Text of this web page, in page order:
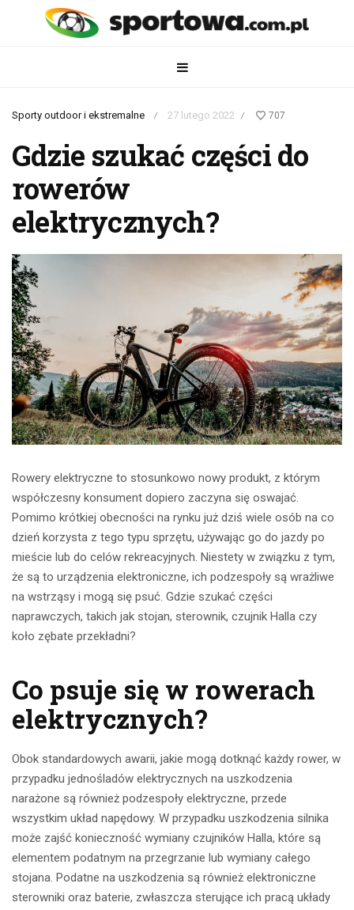
Sporty outdoor i ekstremalne / 27 lutego 2022 / 707
Gdzie szukać części do
rowerów
elektrycznych?
Rowery elektryczne to stosunkowo nowy produkt, z którym
współczesny konsument dopiero zaczyna się oswajać.
Pomimo krótkiej obecności na rynku już dziś wiele osób na co
dzień korzysta z tego typu sprzętu, używając go do jazdy po
mieście lub do celów rekreacyjnych. Niestety w związku z tym,
że są to urządzenia elektroniczne, ich podzespoły są wrażliwe
na wstrząsy i mogą się psuć. Gdzie szukać części
naprawczych, takich jak stojan, sterownik, czujnik Halla czy
koło zębate przekładni?
Co psuje się w rowerach
elektrycznych?
Obok standardowych awarii, jakie mogą dotknąć każdy rower, w
przypadku jednośladów elektrycznych na uszkodzenia
narażone są również podzespoły elektryczne, przede
wszystkim układ napędowy. W przypadku uszkodzenia silnika
może zajść konieczność wymiany czujników Halla, które są
elementem podatnym na przegrzanie lub wymiany całego
stojana. Podatne na uszkodzenia są również elektroniczne
sterowniki oraz baterie, zwłaszcza sterujące ich pracą układy